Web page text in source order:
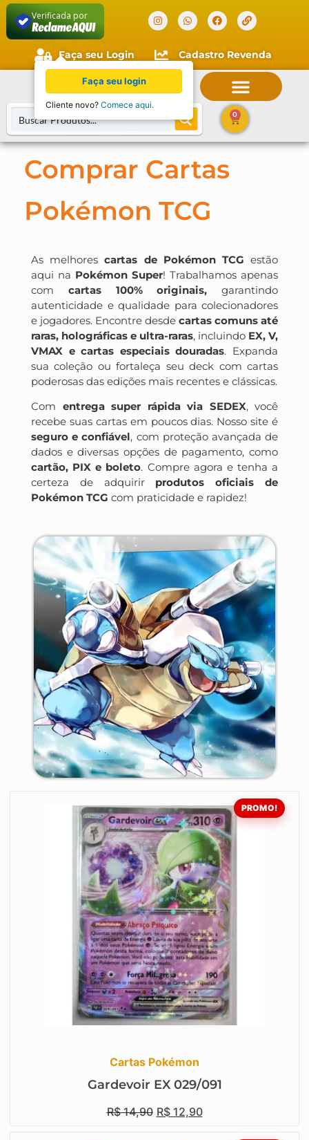
Verificada por
Faça seu Login Cadastro Revenda
0
Comprar Cartas
Pokémon TCG
As melhorescartas de Pokémon TCG estão
aqui na Pokémon Super! Trabalhamos apenas
com cartas 100% originais, garantindo
autenticidade e qualidade para colecionadores
e jogadores. Encontre desde cartas comuns até
raras, holográficas e ultra-raras, incluindo EX, V,
VMAX e cartas especiais douradas. Expanda
sua coleção ou fortaleça seu deck com cartas
poderosas das edições mais recentes e clássicas.
Com entrega super rápida via SEDEX, você
recebe suas cartas em poucos dias. Nosso site é
seguro e confiável, com proteção avançada de
dados e diversas opções de pagamento, como
cartão, PIX e boleto. Compre agora e tenha a
certeza de adquirir produtos oficiais de
Pokémon TCG com praticidade e rapidez!
PROMO!
Cartas Pokémon
Gardevoir EX 029/091
R$14,90 R$12,90